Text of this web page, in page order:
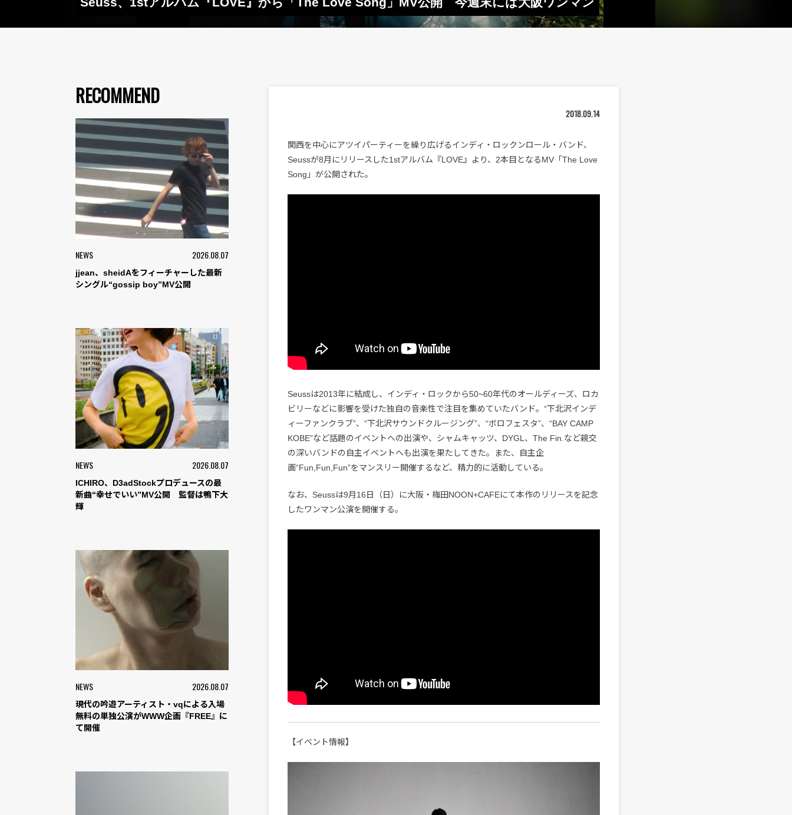
RECOMMEND
NEWS 2026.08.07
jjean、sheidAをフィーチャーした最新
シングル“gossip boy”MV公開
NEWS 2026.08.07
ICHIRO、D3adStockプロデュースの最
新曲“幸せでいい”MV公開 監督は鴨下大
輝
NEWS 2026.08.07
現代の吟遊アーティスト・vqによる入場
無料の単独公演がWWW企画『FREE』に
て開催
2018.09.14
関西を中心にアツイパーティーを繰り広げるインディ・ロックンロール・バンド、
Seussが8月にリリースした1stアルバム『LOVE』より、2本目となるMV「The Love
Song」が公開された。
Seussは2013年に結成し、インディ・ロックから50~60年代のオールディーズ、ロカ
ビリーなどに影響を受けた独自の音楽性で注目を集めていたバンド。“下北沢インデ
ィーファンクラブ”、“下北沢サウンドクルージング”、“ボロフェスタ”、“BAY CAMP
KOBE”など話題のイベントへの出演や、シャムキャッツ、DYGL、The Fin.など親交
の深いバンドの自主イベントへも出演を果たしてきた。また、自主企
画“Fun,Fun,Fun”をマンスリー開催するなど、精力的に活動している。
なお、Seussは9月16日（日）に大阪・梅田NOON+CAFEにて本作のリリースを記念
したワンマン公演を開催する。
【イベント情報】